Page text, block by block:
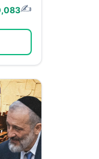
✍️